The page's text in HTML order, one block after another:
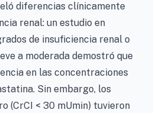
diferencias clínicamente
renal: un estudio en
de insuficiencia renal o
a moderada demostró que
en las concentraciones
Sin embargo, los
(CrCI < 30 mUmin) tuvieron